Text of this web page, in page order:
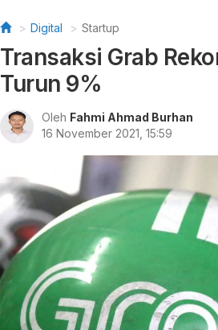
Digital Startup
Transaksi Grab
Turun 9%
Oleh Fahmi Ahmad Burhan
16 November 2021, 15:59